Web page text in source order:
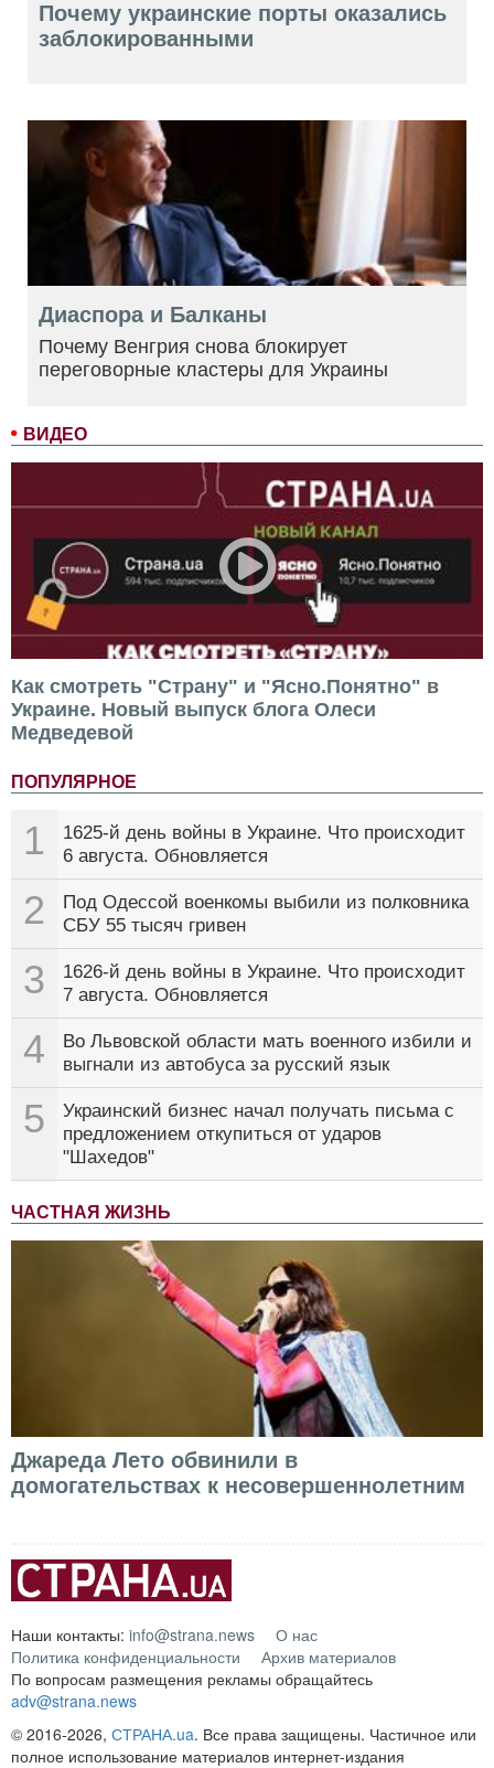
ВИДЕО
Как смотреть "Страну" и "Ясно.Понятно" в
Украине. Новый выпуск блога Олеси
Медведевой
ПОПУЛЯРНОЕ
1
1625-й день войны в Украине. Что происходит
6 августа. Обновляется
2
Под Одессой военкомы выбили из полковника
СБУ 55 тысяч гривен
3
1626-й день войны в Украине. Что происходит
7 августа. Обновляется
4
Во Львовской области мать военного избили и
выгнали из автобуса за русский язык
5
Украинский бизнес начал получать письма с
предложением откупиться от ударов
"Шахедов"
ЧАСТНАЯ ЖИЗНЬ
Джареда Лето обвинили в
домогательствах к несовершеннолетним
Почему украинские порты оказались
заблокированными
Диаспора и Балканы
Почему Венгрия снова блокирует
переговорные кластеры для Украины
Наши контакты: info@strana.news
О нас
Политика конфиденциальности
Архив материалов
По вопросам размещения рекламы обращайтесь
adv@strana.news
© 2016-2026, СТРАНА.ua. Все права защищены. Частичное или
полное использование материалов интернет-издания